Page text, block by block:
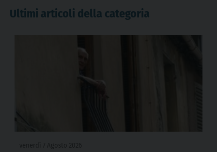
Ultimi articoli della categoria